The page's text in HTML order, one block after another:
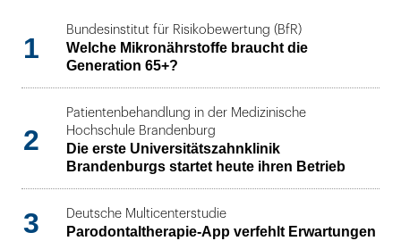
1
Bundesinstitut für Risikobewertung (BfR)
Welche Mikronährstoffe braucht die
Generation 65+?
2
Patientenbehandlung in der Medizinische
Hochschule Brandenburg
Die erste Universitätszahnklinik
Brandenburgs startet heute ihren Betrieb
3 Deutsche Multicenterstudie
Parodontaltherapie-App verfehlt Erwartungen